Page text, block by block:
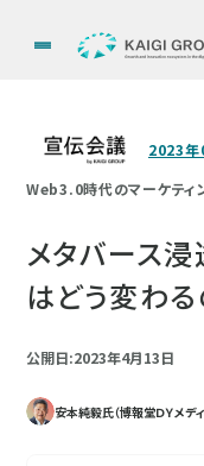
2023年
Web3.0時代のマーケティ
メタバース
はどう変わ
公開日:2023年4月13日
安本純毅氏（博報堂ＤＹメデ